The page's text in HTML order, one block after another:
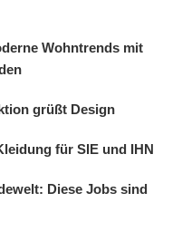
Wohntrends mit
grüßt Design
für SIE und IHN
Diese Jobs sind